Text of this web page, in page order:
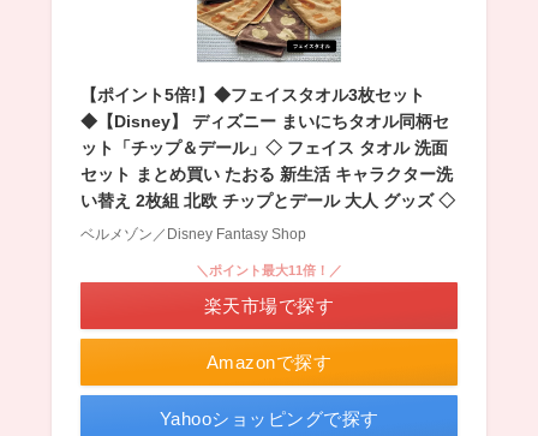
【ポイント5倍!】◆フェイスタオル3枚セット
◆【Disney】 ディズニー まいにちタオル同柄セ
ット「チップ＆デール」◇ フェイス タオル 洗面
セット まとめ買い たおる 新生活 キャラクター洗
い替え 2枚組 北欧 チップとデール 大人 グッズ ◇
ベルメゾン／Disney Fantasy Shop
Amazonで探す
＼ポイント最大11倍！／
楽天市場で探す
Yahooショッピングで探す